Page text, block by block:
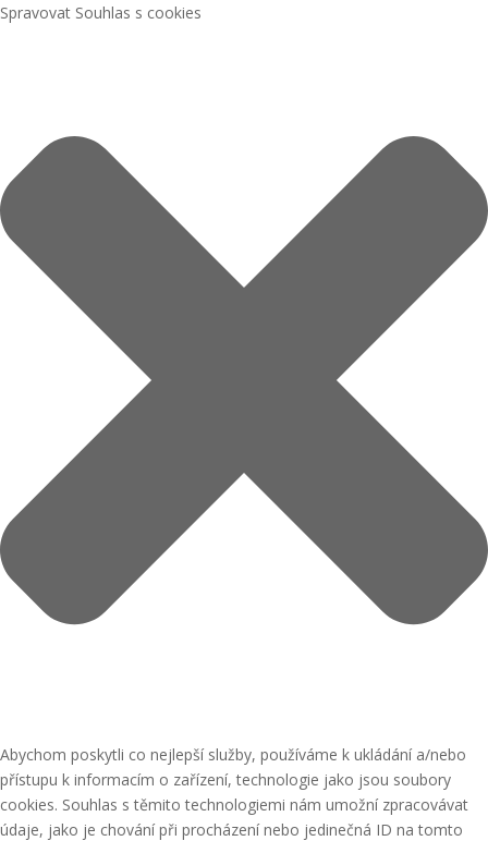
Spravovat Souhlas s cookies
Abychom poskytli co nejlepší služby, používáme k ukládání a/nebo
přístupu k informacím o zařízení, technologie jako jsou soubory
cookies. Souhlas s těmito technologiemi nám umožní zpracovávat
údaje, jako je chování při procházení nebo jedinečná ID na tomto